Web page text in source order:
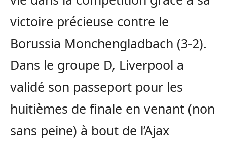
victoire précieuse contre le
Borussia Monchengladbach (3-2).
Dans le groupe D, Liverpool a
validé son passeport pour les
huitièmes de finale en venant (non
sans peine) à bout de l’Ajax